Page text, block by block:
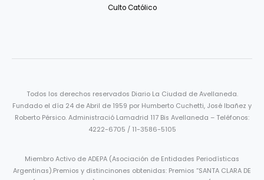
Culto Católico
Todos los derechos reservados Diario La Ciudad de Avellaneda.
Fundado el día 24 de Abril de 1959 por Humberto Cuchetti, José Ibañez y
Roberto Pérsico. Administració Lamadrid 117 Bis Avellaneda – Teléfonos:
4222-6705 / 11-3586-5105
Miembro Activo de ADEPA (Asociación de Entidades Periodísticas
Argentinas).Premios y distincinones obtenidas: Premios “SANTA CLARA DE